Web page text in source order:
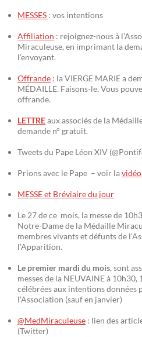
MESSES : vos intentions
Affiliation : rejoignez-nous à
Miraculeuse, en imprimant la
l’envoyant.
Offrande : la VIERGE MARIE a
MÉDAILLE. Faisons-le. Vous
offrande.
LETTREaux associés de la
demande n° gratuit.
Tweets du Pape Léon XIV
Prions avec le Pape – voir lavidéo
MESSE et Bréviaire du jour
Le 27 de ce mois, la messe de
Notre-Dame de la Médaille
membres vivants et défunts de
l’Apparition.
Le premier mardi du mois, sont
messes de la NEUVAINE à
célébrées aux intentions données
l’Association (sauf en janvier)
@MedMiraculeuse : lien des
(Twitter)